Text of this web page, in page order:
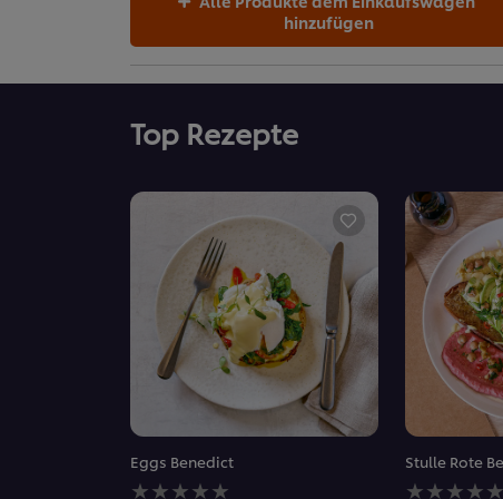
hinzufügen
Top Rezepte
Eggs Benedict
Keine
Stulle Rote
Keine